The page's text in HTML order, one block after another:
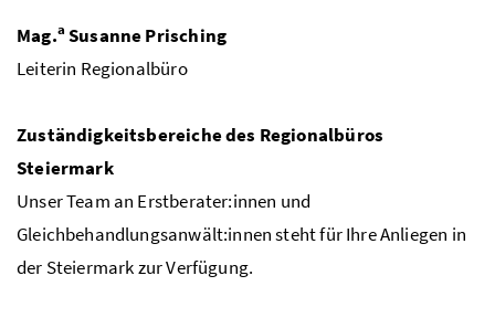
Mag.a Susanne Prisching
Leiterin Regionalbüro
Zuständigkeitsbereiche des Regionalbüros
Steiermark
Unser Team an Erstberater:innen und
Gleichbehandlungsanwält:innen steht für Ihre Anliegen in
der Steiermark zur Verfügung.